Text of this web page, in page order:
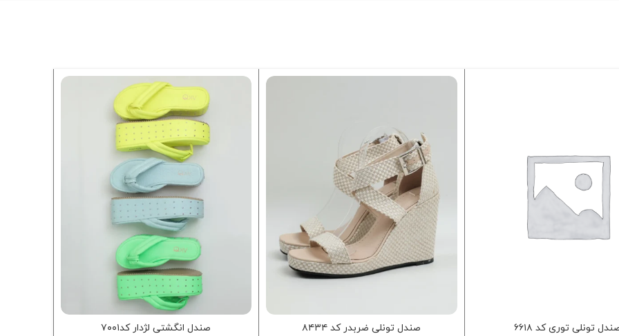
تونلی توری کد ۶۶۱۸
صندل تونلی ضربدر کد ۸۴۳۴
صندل انگشتی لژدار کد۷۰۰۱